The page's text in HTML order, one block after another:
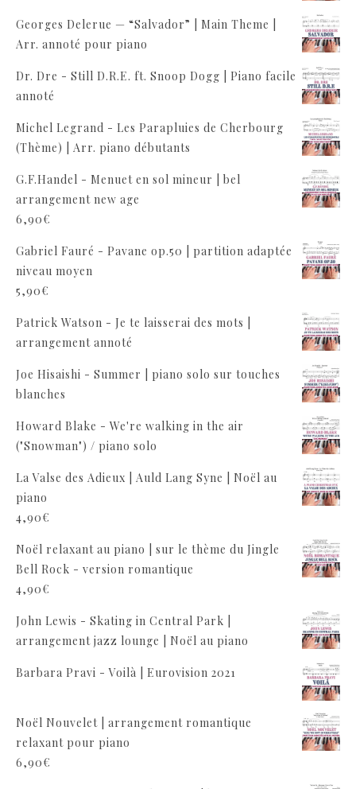
Georges Delerue — “Salvador” | Main Theme |
Arr. annoté pour piano
Dr. Dre - Still D.R.E. ft. Snoop Dogg | Piano facile
annoté
Michel Legrand - Les Parapluies de Cherbourg
(Thème) | Arr. piano débutants
G.F.Handel - Menuet en sol mineur | bel
arrangement new age
6,90€
Gabriel Fauré - Pavane op.50 | partition adaptée
niveau moyen
5,90€
Patrick Watson - Je te laisserai des mots |
arrangement annoté
Joe Hisaishi - Summer | piano solo sur touches
blanches
Howard Blake - We're walking in the air
("Snowman") / piano solo
La Valse des Adieux | Auld Lang Syne | Noël au
piano
4,90€
Noël relaxant au piano | sur le thème du Jingle
Bell Rock - version romantique
4,90€
John Lewis - Skating in Central Park |
arrangement jazz lounge | Noël au piano
Barbara Pravi - Voilà | Eurovision 2021
Noël Nouvelet | arrangement romantique
relaxant pour piano
6,90€